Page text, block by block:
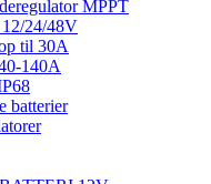
MPPT
24/48V
til 30A
140A
batterier